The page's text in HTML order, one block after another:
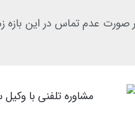
از ساعت ده صبح تا ساعت ۹ صبح فردا خواهد بود. در صورت